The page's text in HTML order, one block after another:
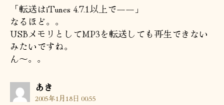
「転送はiTunes 4.7.1以上で――」
なるほど。。
USBメモリとしてMP3を転送しても再生できない
みたいですね。
ん～。。
あき
発
2005年1月18日 00:55